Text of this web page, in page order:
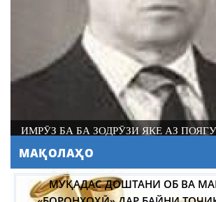
4-уми декабр- зодрӯзи
шоири абадзинда Абулқосим
Лоҳутӣ
АБУЛҚОСИМ ЛОҲУТӢ /
ABULQOSIM LOHUTY/
ИМРӮЗ БА БА ЗОДРӮЗИ ЯКЕ АЗ
АМОНОВ САД СОЛ ПУР
МАҚОЛАҲО
НАВГАРОӢ ДАР “САДОИ МАҲШАР”